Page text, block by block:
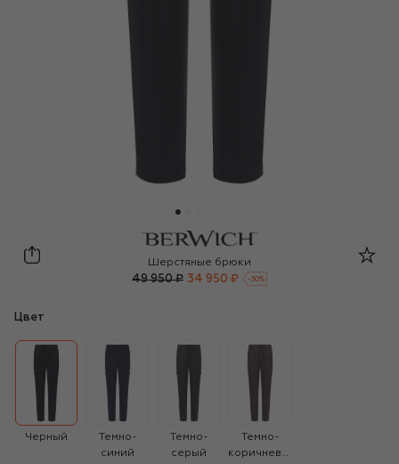
Berwich
Шерстяные брюки
49 950 ₽ 34 950 ₽ -30%
Цвет
Черный
Темно-
синий
Темно-
серый
Темно-
коричневый